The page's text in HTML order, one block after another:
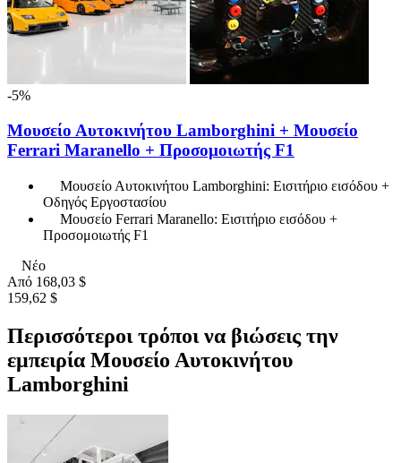
-5%
Μουσείο Αυτοκινήτου Lamborghini + Μουσείο
Ferrari Maranello + Προσομοιωτής F1
Μουσείο Αυτοκινήτου Lamborghini: Εισιτήριο εισόδου +
Οδηγός Εργοστασίου
Μουσείο Ferrari Maranello: Εισιτήριο εισόδου +
Προσομοιωτής F1
Νέο
Από 168,03 $
159,62 $
Περισσότεροι τρόποι να βιώσεις την
εμπειρία Μουσείο Αυτοκινήτου
Lamborghini